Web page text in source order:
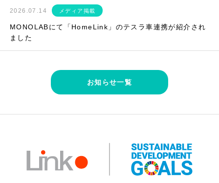
2026.07.14 メディア掲載
MONOLABにて「HomeLink」のテスラ車連携が紹介され
ました
お知らせ一覧